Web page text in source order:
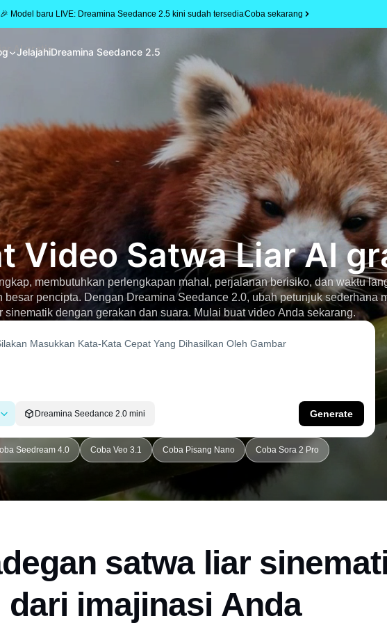
🎉 Model baru LIVE: Dreamina Seedance 2.5 kini sudah tersediaCoba sekarang
JelajahiDreamina Seedance 2.5
AI gratis
Video Satwa Liar AI
membutuhkan perlengkapan mahal, perjalanan berisiko, dan waktu
besar pencipta. Dengan Dreamina Seedance 2.0, ubah petunjuk sederhana
sinematik dengan gerakan dan suara. Mulai buat video Anda sekarang.
Dreamina Seedance 2.0 mini Generate
Seedream 4.0 Coba Veo 3.1 Coba Pisang Nano Coba Sora 2 Pro
satwa liar
dari imajinasi Anda